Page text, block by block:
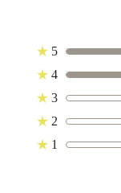
★ 5
★ 4
★ 3
★ 2
★ 1